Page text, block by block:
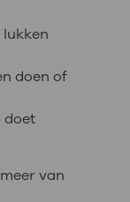
doen of
doet
van